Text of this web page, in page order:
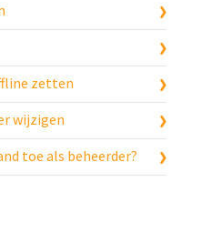
zetten
wijzigen
toe als beheerder?